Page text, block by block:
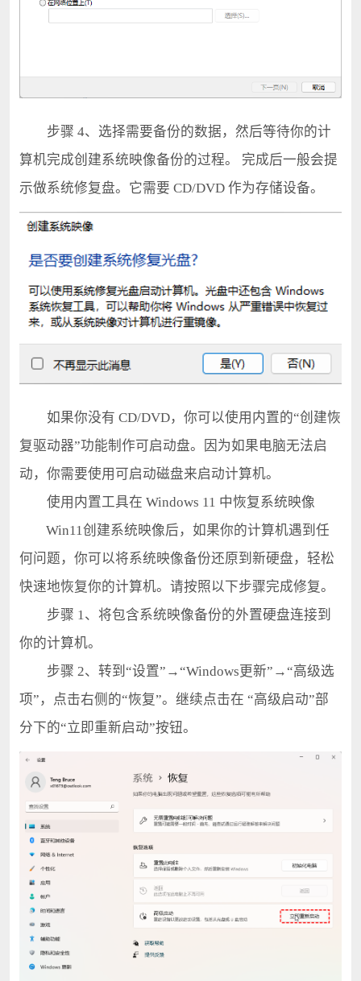
步骤 4、选择需要备份的数据，然后等待你的计
算机完成创建系统映像备份的过程。 完成后一般会提
示做系统修复盘。它需要 CD/DVD 作为存储设备。
如果你没有 CD/DVD，你可以使用内置的“创建恢
复驱动器”功能制作可启动盘。因为如果电脑无法启
动，你需要使用可启动磁盘来启动计算机。
使用内置工具在 Windows 11 中恢复系统映像
Win11创建系统映像后，如果你的计算机遇到任
何问题，你可以将系统映像备份还原到新硬盘，轻松
快速地恢复你的计算机。请按照以下步骤完成修复。
步骤 1、将包含系统映像备份的外置硬盘连接到
你的计算机。
步骤 2、转到“设置”→“Windows更新”→“高级选
项”，点击右侧的“恢复”。继续点击在 “高级启动”部
分下的“立即重新启动”按钮。